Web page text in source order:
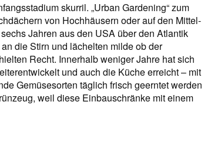
skurril. „Urban Gardening“ zum
von Hochhäusern oder auf den Mittel­
Jahren aus den USA über den Atlantik
die Stirn und lächelten milde ob der
Recht. Innerhalb weniger Jahre hat sich
und auch die Küche erreicht – mit
Gemüsesorten täglich frisch geerntet werden
weil diese Einbauschränke mit einem